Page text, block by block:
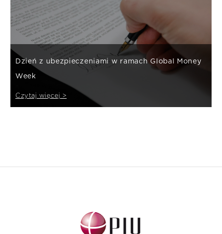
Dzień z ubezpieczeniami w ramach Global Money
Week
Czytaj więcej >